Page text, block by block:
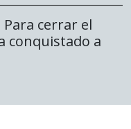
cerrar el
conquistado a